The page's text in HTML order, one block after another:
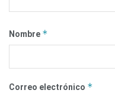
Nombre *
Correo electrónico *